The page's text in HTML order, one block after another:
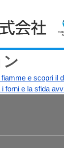
e scopri il
forni e la sfida